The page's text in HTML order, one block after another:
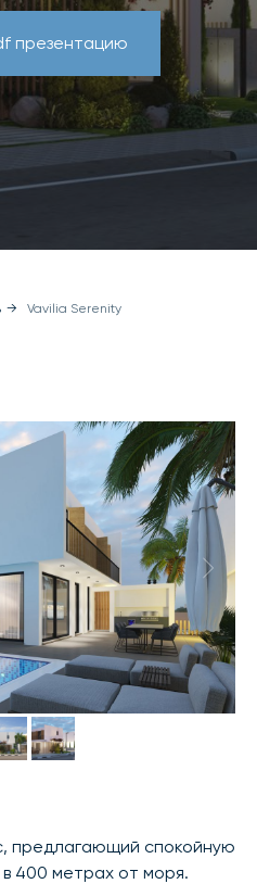
презентацию
→ Vavilia Serenity
предлагающий спокойную
400 метрах от моря.